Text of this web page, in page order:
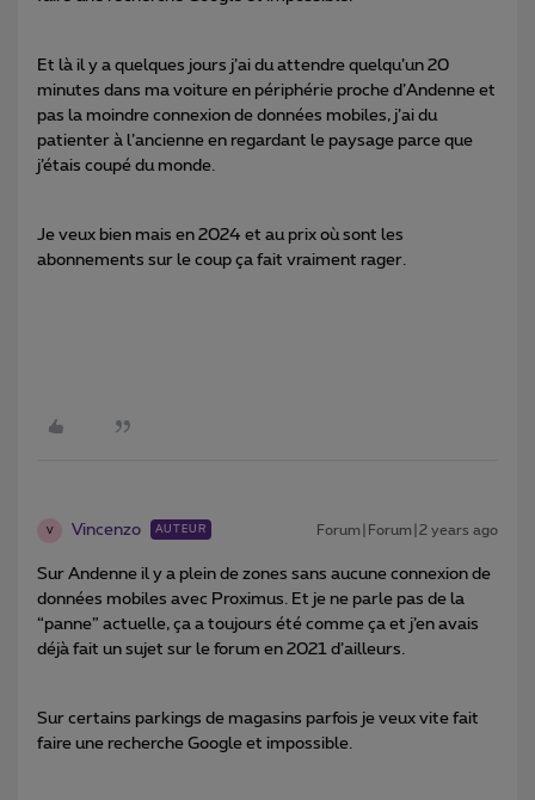
Et là il y a quelques jours j’ai du attendre quelqu’un 20
minutes dans ma voiture en périphérie proche d’Andenne et
pas la moindre connexion de données mobiles, j’ai du
patienter à l’ancienne en regardant le paysage parce que
j’étais coupé du monde.
Je veux bien mais en 2024 et au prix où sont les
abonnements sur le coup ça fait vraiment rager.
V Vincenzo AUTEUR Forum|Forum|2 years ago
Sur Andenne il y a plein de zones sans aucune connexion de
données mobiles avec Proximus. Et je ne parle pas de la
“panne” actuelle, ça a toujours été comme ça et j’en avais
déjà fait un sujet sur le forum en 2021 d’ailleurs.
Sur certains parkings de magasins parfois je veux vite fait
faire une recherche Google et impossible.